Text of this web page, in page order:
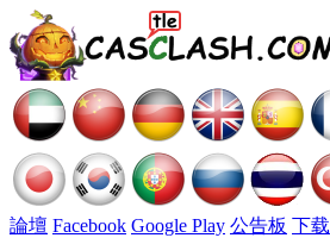
論壇 Facebook Google Play 公告板 下载